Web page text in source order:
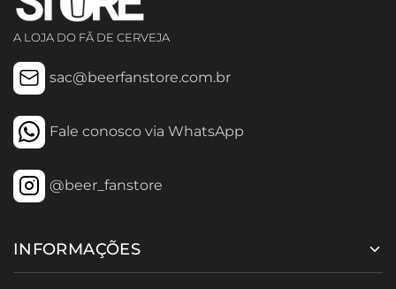
A LOJA DO FÃ DE CERVEJA
sac@beerfanstore.com.br
Fale conosco via WhatsApp
@beer_fanstore
INFORMAÇÕES